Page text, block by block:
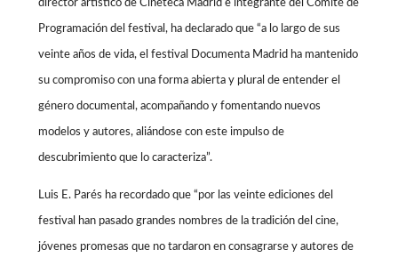
director artístico de Cineteca Madrid e integrante del Comité de
Programación del festival, ha declarado que “a lo largo de sus
veinte años de vida, el festival Documenta Madrid ha mantenido
su compromiso con una forma abierta y plural de entender el
género documental, acompañando y fomentando nuevos
modelos y autores, aliándose con este impulso de
descubrimiento que lo caracteriza”.
Luis E. Parés ha recordado que “por las veinte ediciones del
festival han pasado grandes nombres de la tradición del cine,
jóvenes promesas que no tardaron en consagrarse y autores de